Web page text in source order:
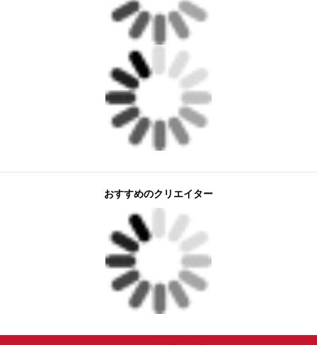
おすすめのクリエイター